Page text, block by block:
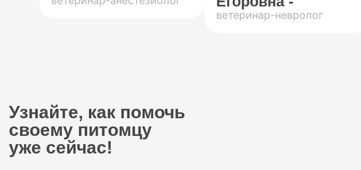
ветеринар-невролог
Узнайте, как помочь
своему питомцу
уже сейчас!